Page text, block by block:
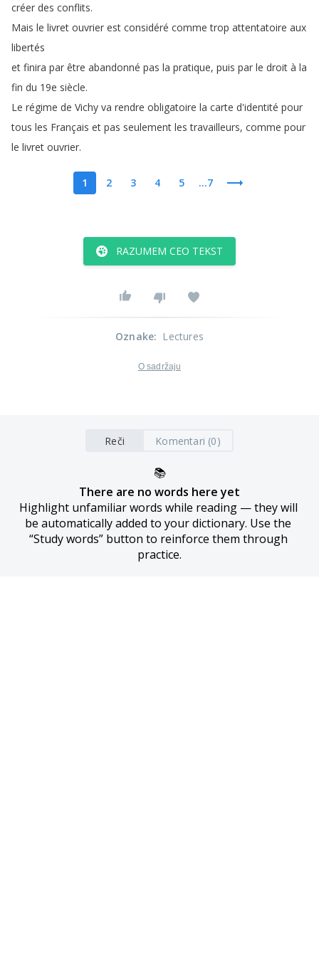
créer des conflits.
Mais le livret ouvrier est considéré comme trop attentatoire aux
libertés
et finira par être abandonné pas la pratique, puis par le droit à la
fin du 19e siècle.
Le régime de Vichy va rendre obligatoire la carte d'identité pour
tous les Français et pas seulement les travailleurs, comme pour
le livret ouvrier.
1 2 3 4 5 ...7
RAZUMEM CEO TEKST
Oznake: Lectures
O sadržaju
Reči Komentari (0)
📚
There are no words here yet
Highlight unfamiliar words while reading — they will
be automatically added to your dictionary. Use the
“Study words” button to reinforce them through
practice.